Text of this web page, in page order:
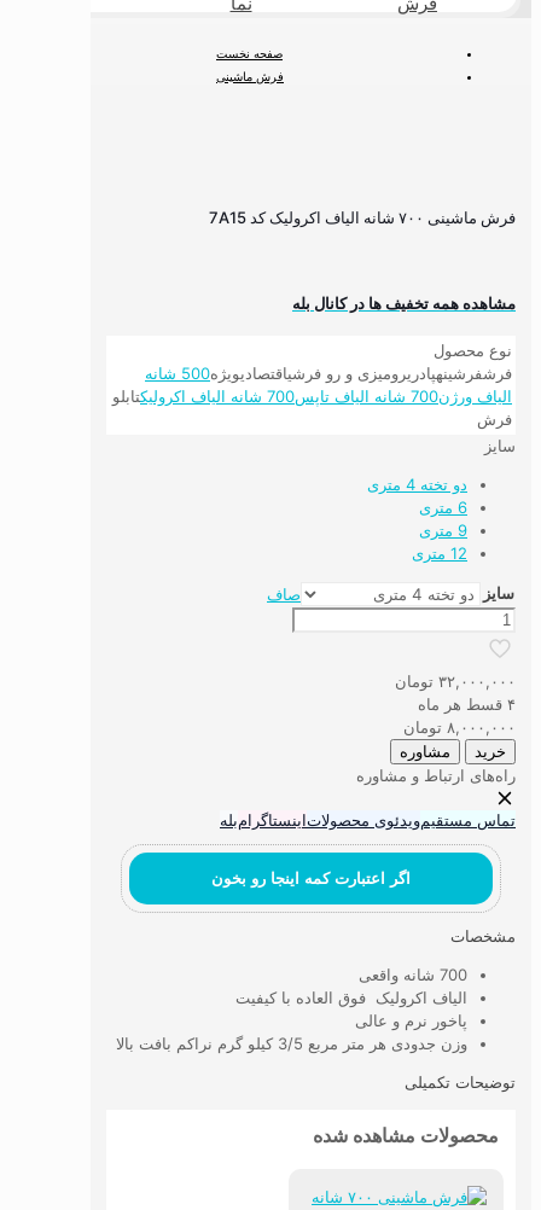
صفحه نخست
فرش ماشینی
فرش ماشینی ۷۰۰ شانه الیاف اکرولیک کد 7A15
مشاهده همه تخفیف ها در کانال بله
نوع محصول
فرشفرشینهپادریرومیزی و رو فرشیاقتصادیویژه
500 شانه
الیاف ورژن700 شانه الیاف تاپس 700 شانه الیاف اکرولیک
تابلو
فرش
سایز
دو تخته 4 متری
6 متری
9 متری
12 متری
سایز
صاف
فرش
ماشینی
۷۰۰
شانه
الیاف
اکرولیک
کد
7A15
عدد
۳۲,۰۰۰,۰۰۰ تومان
۴ قسط هر ماه
۸,۰۰۰,۰۰۰ تومان
خرید مشاوره
راه‌های ارتباط و مشاوره
تماس مستقیمویدئوی محصولاتاینستاگرامبله
اگر اعتبارت کمه اینجا رو بخون
مشخصات
700 شانه واقعی
الیاف اکرولیک فوق العاده با کیفیت
پاخور نرم و عالی
وزن جدودی هر متر مربع 3/5 کیلو گرم نراکم بافت بالا
توضیحات تکمیلی
محصولات مشاهده شده